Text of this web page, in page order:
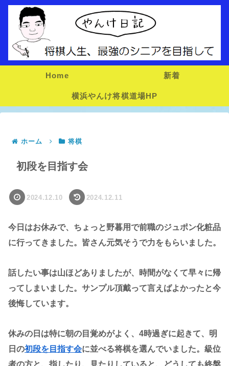
Home 新着
横浜やんけ将棋道場HP
ホーム 将棋
初段を目指す会
2024.12.10 2024.12.11
今日はお休みで、ちょっと野暮用で前職のジュポン化粧品
に行ってきました。皆さん元気そうで力をもらいました。
話したい事は山ほどありましたが、時間がなくて早々に帰
ってしまいました。サンプル頂戴って言えばよかったと今
後悔しています。
休みの日は特に朝の目覚めがよく、4時過ぎに起きて、明
日の初段を目指す会に並べる将棋を選んでいました。級位
者の方と、指したり、見たりしていると、どうしても終盤